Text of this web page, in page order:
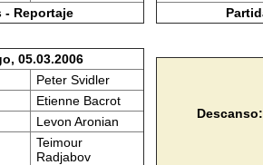
- Reportaje
05.03.2006
Peter Svidler
Etienne Bacrot
Levon Aronian
Teimour
Radjabov